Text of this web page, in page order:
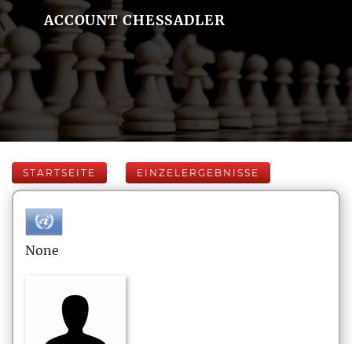
ACCOUNT CHESSADLER
STARTSEITE EINZELERGEBNISSE
None